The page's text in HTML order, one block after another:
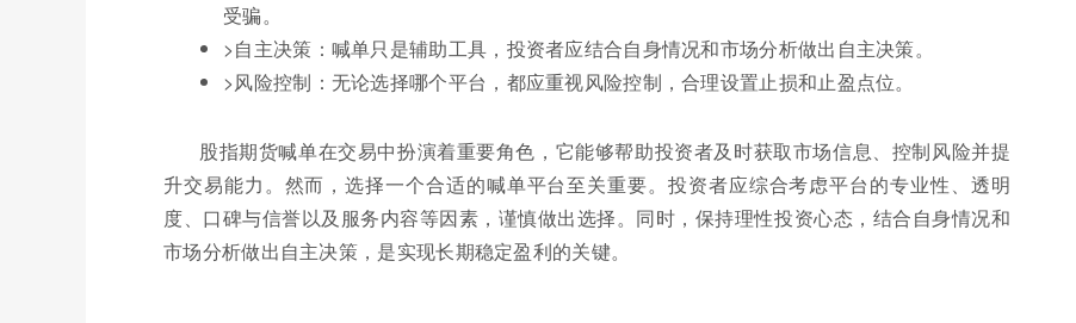
受骗。
>自主决策：喊单只是辅助工具，投资者应结合自身情况和市场分析做出自主决策。
>风险控制：无论选择哪个平台，都应重视风险控制，合理设置止损和止盈点位。
股指期货喊单在交易中扮演着重要角色，它能够帮助投资者及时获取市场信息、控制风险并提
升交易能力。然而，选择一个合适的喊单平台至关重要。投资者应综合考虑平台的专业性、透明
度、口碑与信誉以及服务内容等因素，谨慎做出选择。同时，保持理性投资心态，结合自身情况和
市场分析做出自主决策，是实现长期稳定盈利的关键。